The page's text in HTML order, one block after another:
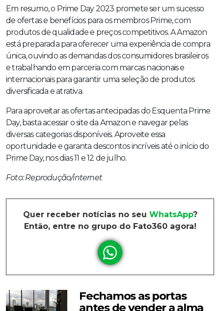
Em resumo, o Prime Day 2023 promete ser um sucesso
de ofertas e benefícios para os membros Prime, com
produtos de qualidade e preços competitivos. A Amazon
está preparada para oferecer uma experiência de compra
única, ouvindo as demandas dos consumidores brasileiros
e trabalhando em parceria com marcas nacionais e
internacionais para garantir uma seleção de produtos
diversificada e atrativa.
Para aproveitar as ofertas antecipadas do Esquenta Prime
Day, basta acessar o site da Amazon e navegar pelas
diversas categorias disponíveis. Aproveite essa
oportunidade e garanta descontos incríveis até o início do
Prime Day, nos dias 11 e 12 de julho.
Foto: Reprodução/internet
Quer receber notícias no seu WhatsApp?
Então, entre no grupo do Fato360 agora!
Fechamos as portas
antes de vender a alma